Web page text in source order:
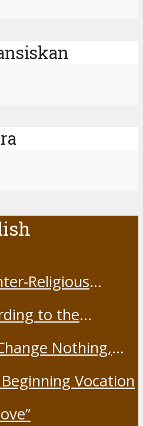
Religious
to the
Nothing,
Vocation